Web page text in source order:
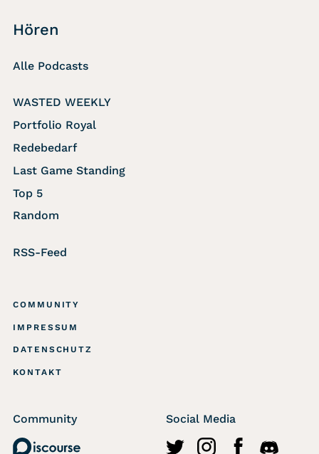
Hören
Alle Podcasts
WASTED WEEKLY
Portfolio Royal
Redebedarf
Last Game Standing
Top 5
Random
RSS-Feed
COMMUNITY
IMPRESSUM
DATENSCHUTZ
KONTAKT
Community
Discourse
Social Media
http://twitter.com/
https://https://https://